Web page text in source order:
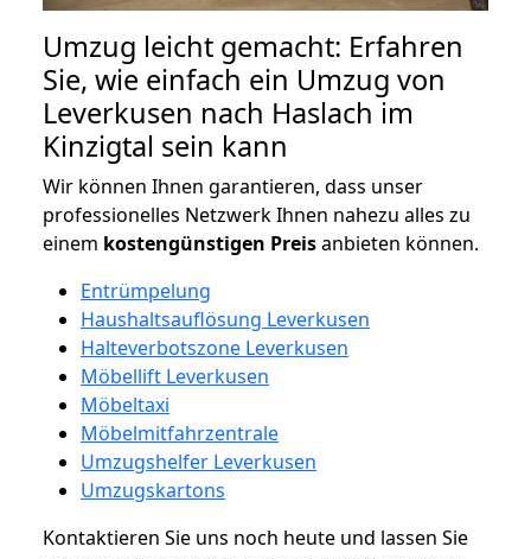
Umzug leicht gemacht: Erfahren
Sie, wie einfach ein Umzug von
Leverkusen nach Haslach im
Kinzigtal sein kann
Wir können Ihnen garantieren, dass unser
professionelles Netzwerk Ihnen nahezu alles zu
einem kostengünstigen Preisanbieten können.
Entrümpelung
Haushaltsauflösung Leverkusen
Halteverbotszone Leverkusen
Möbellift Leverkusen
Möbeltaxi
Möbelmitfahrzentrale
Umzugshelfer Leverkusen
Umzugskartons
Kontaktieren Sie uns noch heute und lassen Sie